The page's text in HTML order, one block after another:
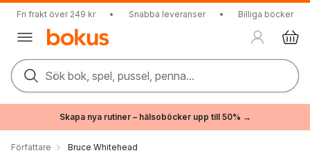
Fri frakt över 249 kr • Snabba leveranser • Billiga böcker
Sök bok, spel, pussel, penna...
Skapa nya rutiner – hälsoböcker upp till 50% →
Författare Bruce Whitehead